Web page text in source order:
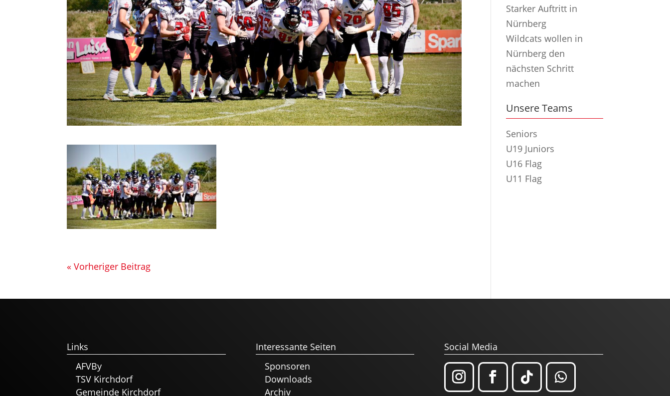
« Vorheriger Beitrag
Starker Auftritt in
Nürnberg
Wildcats wollen in
Nürnberg den
nächsten Schritt
machen
Unsere Teams
Seniors
U19 Juniors
U16 Flag
U11 Flag
Links
AFVBy
TSV Kirchdorf
Gemeinde Kirchdorf
Interessante Seiten
Sponsoren
Downloads
Archiv
Social Media